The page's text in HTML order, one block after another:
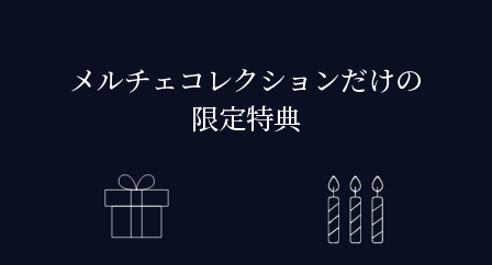
メルチェコレクションだけの
限定特典